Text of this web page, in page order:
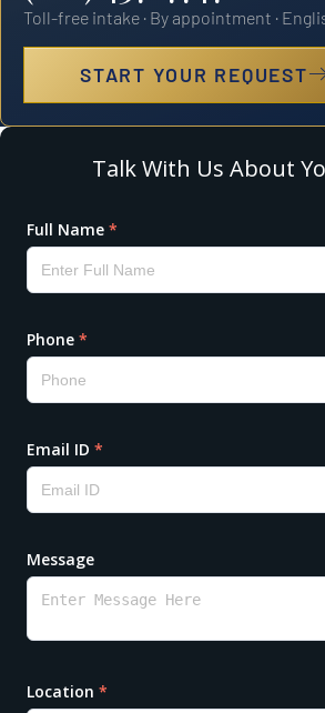
Toll-free intake · By appointment ·
START YOUR REQUEST